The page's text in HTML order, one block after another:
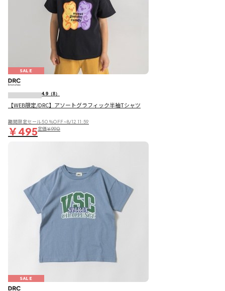
SALE
4.9 （8）
【WEB限定/DRC】アソートグラフィック半袖Tシャツ
期間限定セール50％OFF~8/12 11:59
￥495定価￥990
SALE